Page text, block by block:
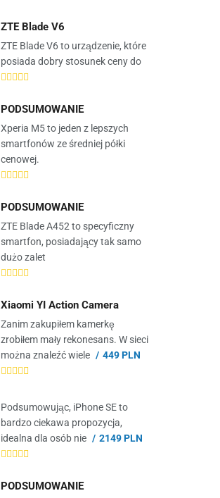
ZTE Blade V6
ZTE Blade V6 to urządzenie, które
posiada dobry stosunek ceny do
PODSUMOWANIE
Xperia M5 to jeden z lepszych
smartfonów ze średniej półki
cenowej.
PODSUMOWANIE
ZTE Blade A452 to specyficzny
smartfon, posiadający tak samo
dużo zalet
Xiaomi YI Action Camera
Zanim zakupiłem kamerkę
zrobiłem mały rekonesans. W sieci
można znaleźć wiele
449 PLN
Podsumowując, iPhone SE to
bardzo ciekawa propozycja,
idealna dla osób nie
2149 PLN
PODSUMOWANIE